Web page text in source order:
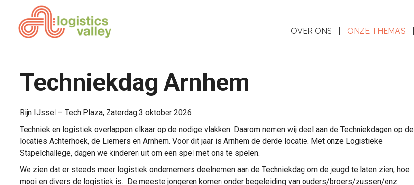
OVER ONS ONZE THEMA’S
Techniekdag Arnhem
Rijn IJssel – Tech Plaza, Zaterdag 3 oktober 2026
Techniek en logistiek overlappen elkaar op de nodige vlakken. Daarom nemen wij deel aan de Techniekdagen op de
locaties Achterhoek, de Liemers en Arnhem. Voor dit jaar is Arnhem de derde locatie. Met onze Logistieke
Stapelchallege, dagen we kinderen uit om een spel met ons te spelen.
We zien dat er steeds meer logistiek ondernemers deelnemen aan de Techniekdag om de jeugd te laten zien, hoe
mooi en divers de logistiek is. De meeste jongeren komen onder begeleiding van ouders/broers/zussen/enz.